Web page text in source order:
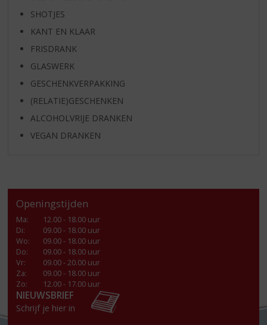
SHOTJES
KANT EN KLAAR
FRISDRANK
GLASWERK
GESCHENKVERPAKKING
(RELATIE)GESCHENKEN
ALCOHOLVRIJE DRANKEN
VEGAN DRANKEN
Openingstijden
Ma:
12.00 - 18.00 uur
Di:
09.00 - 18.00 uur
Wo:
09.00 - 18.00 uur
Do:
09.00 - 18.00 uur
Vr:
09.00 - 20.00 uur
Za:
09.00 - 18.00 uur
Zo:
12.00 - 17.00 uur
NIEUWSBRIEF
Schrijf je hier in